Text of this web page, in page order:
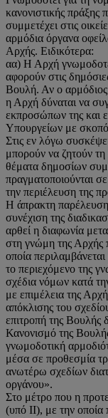
κανονιστικής πράξης
συμμετέχει στις
αρμόδια όργανα
Αρχής. Ειδικότερα:
αα) Η Αρχή
αφορούν στις
Βουλή. Αν ο
η Αρχή δύναται να
εκπροσώπων της και
Υπουργείων με
Στις εν λόγω
μπορούν να ζητούν
θέματα δημοσίων
πραγματοποιούνται
την περιέλευση της
Η άπρακτη παρέλευση
συνέχιση της
αρθεί η διαφωνία
στη γνώμη της Αρχής
οποία
το περιεχόμενο της
σχέδια νόμων κατά
με επιμέλεια της
απόκλισης του
επιτροπή της Βουλής
Κανονισμό της
γνωμοδοτική
μέσα σε προθεσμία
ανωτέρω σχεδίων
οργάνου».
Στο μέτρο που η
(υπό II), με την οποία